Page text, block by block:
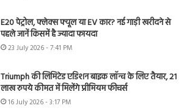
E20 पेट्रोल, फ्लेक्स फ्यूल या EV कार? नई गाड़ी खरीदने से
पहले जानें किसमें है ज्यादा फायदा
23 July 2026 - 7:41 PM
Triumph की लिमिटेड एडिशन बाइक लॉन्च के लिए तैयार, 21
लाख रुपये कीमत में मिलेंगे प्रीमियम फीचर्स
16 July 2026 - 3:17 PM